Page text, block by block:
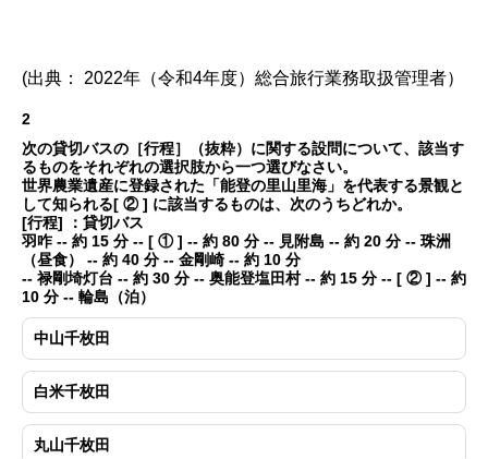
(出典： 2022年（令和4年度）総合旅行業務取扱管理者）
2
次の貸切バスの［行程］（抜粋）に関する設問について、該当す
るものをそれぞれの選択肢から一つ選びなさい。
世界農業遺産に登録された「能登の里山里海」を代表する景観と
して知られる[ ② ] に該当するものは、次のうちどれか。
[行程] ：貸切バス
羽咋 -- 約 15 分 -- [ ① ] -- 約 80 分 -- 見附島 -- 約 20 分 -- 珠洲
（昼食） -- 約 40 分 -- 金剛崎 -- 約 10 分
-- 禄剛埼灯台 -- 約 30 分 -- 奥能登塩田村 -- 約 15 分 -- [ ② ] -- 約
10 分 -- 輪島（泊）
中山千枚田
白米千枚田
丸山千枚田